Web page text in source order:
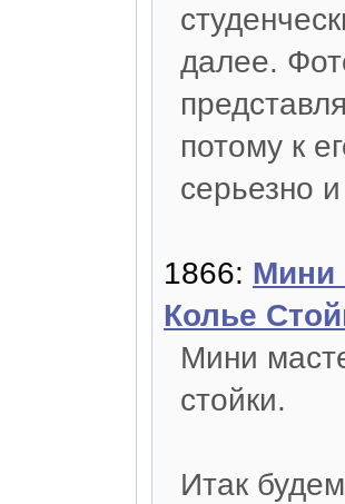
далее.
потому к
серьезно
1866: Мини
Колье
Мини
стойки.
Итак